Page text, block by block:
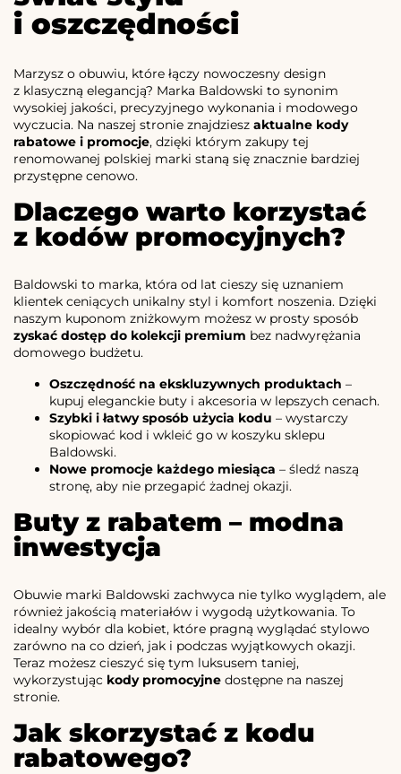
i oszczędności
Marzysz o obuwiu, które łączy nowoczesny design
z klasyczną elegancją? Marka Baldowski to synonim
wysokiej jakości, precyzyjnego wykonania i modowego
wyczucia. Na naszej stronie znajdziesz aktualne kody
rabatowe i promocje, dzięki którym zakupy tej
renomowanej polskiej marki staną się znacznie bardziej
przystępne cenowo.
Dlaczego warto korzystać
z kodów promocyjnych?
Baldowski to marka, która od lat cieszy się uznaniem
klientek ceniących unikalny styl i komfort noszenia. Dzięki
naszym kuponom zniżkowym możesz w prosty sposób
zyskać dostęp do kolekcji premium bez nadwyrężania
domowego budżetu.
Oszczędność na ekskluzywnych produktach –
kupuj eleganckie buty i akcesoria w lepszych cenach.
Szybki i łatwy sposób użycia kodu – wystarczy
skopiować kod i wkleić go w koszyku sklepu
Baldowski.
Nowe promocje każdego miesiąca – śledź naszą
stronę, aby nie przegapić żadnej okazji.
Buty z rabatem – modna
inwestycja
Obuwie marki Baldowski zachwyca nie tylko wyglądem, ale
również jakością materiałów i wygodą użytkowania. To
idealny wybór dla kobiet, które pragną wyglądać stylowo
zarówno na co dzień, jak i podczas wyjątkowych okazji.
Teraz możesz cieszyć się tym luksusem taniej,
wykorzystując kody promocyjne dostępne na naszej
stronie.
Jak skorzystać z kodu
rabatowego?